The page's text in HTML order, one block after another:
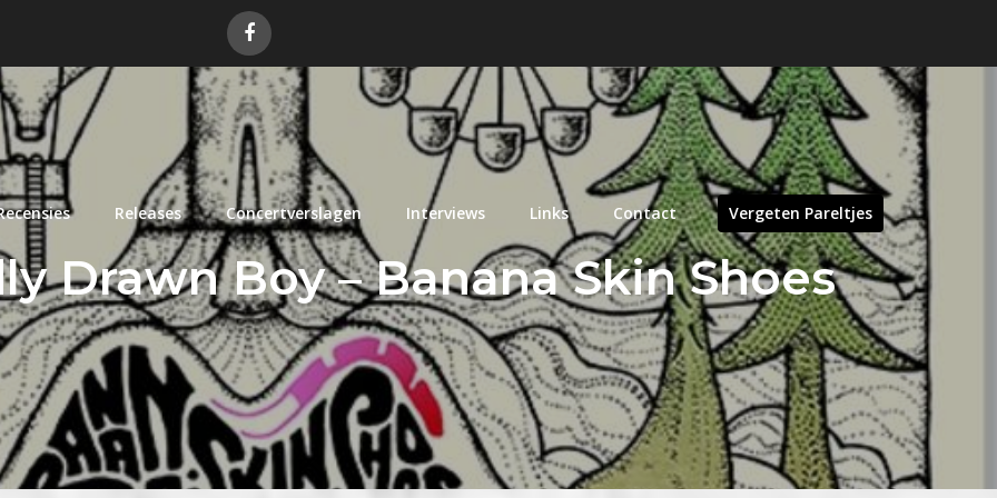
Releases Concertverslagen Interviews Links Contact Vergeten Pareltjes
Drawn Boy – Banana Skin Shoes